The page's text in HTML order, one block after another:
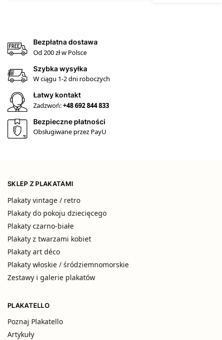
Bezpłatna dostawa
Od 200 zł w Polsce
Szybka wysyłka
W ciągu 1-2 dni roboczych
Łatwy kontakt
Zadzwoń:+48 692 844 833
Bezpieczne płatności
Obsługiwane przez PayU
SKLEP Z PLAKATAMI
Plakaty vintage / retro
Plakaty do pokoju dziecięcego
Plakaty czarno-białe
Plakaty z twarzami kobiet
Plakaty art déco
Plakaty włoskie / śródziemnomorskie
Zestawy i galerie plakatów
PLAKATELLO
Poznaj Plakatello
Artykuły